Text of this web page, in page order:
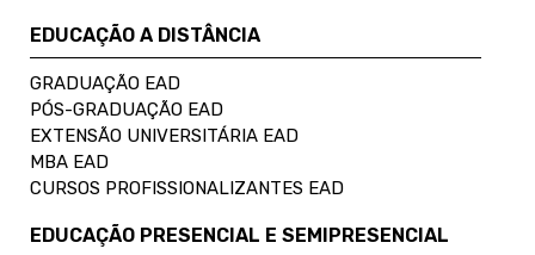
EDUCAÇÃO A DISTÂNCIA
GRADUAÇÃO EAD
PÓS-GRADUAÇÃO EAD
EXTENSÃO UNIVERSITÁRIA EAD
MBA EAD
CURSOS PROFISSIONALIZANTES EAD
EDUCAÇÃO PRESENCIAL E SEMIPRESENCIAL